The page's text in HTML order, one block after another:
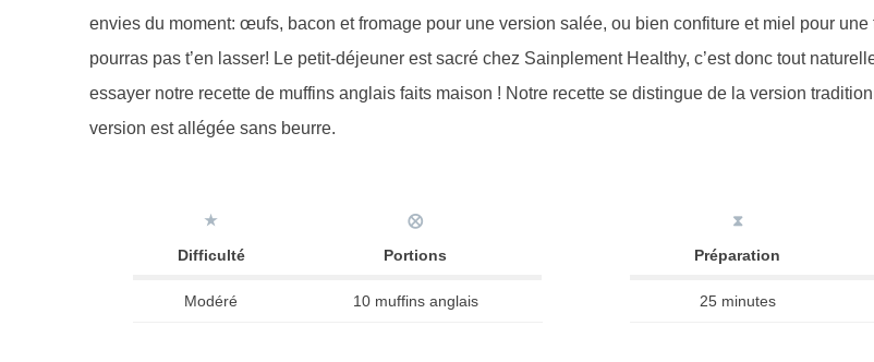
envies du moment: œufs, bacon et fromage pour une version salée, ou bien confiture et miel pour une
pourras pas t’en lasser! Le petit-déjeuner est sacré chez Sainplement Healthy, c’est donc tout
essayer notre recette de muffins anglais faits maison ! Notre recette se distingue de la version
version est allégée sans beurre.
★
Difficulté
⨂
Portions
Modéré 10 muffins anglais
⧗
Préparation
25 minutes